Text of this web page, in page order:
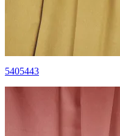
5405443